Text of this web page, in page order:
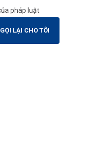
pháp luật
GỌI LẠI CHO TÔI